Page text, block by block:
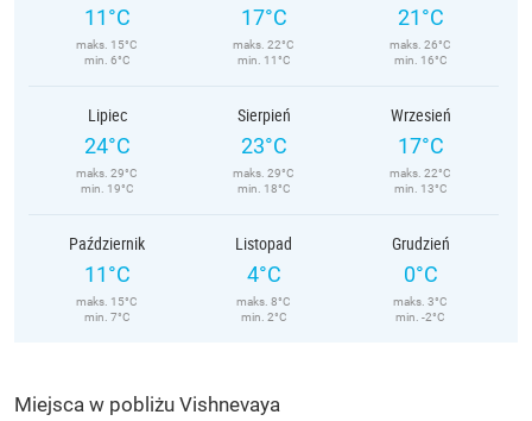
11°C
maks. 15°C
min. 6°C
17°C
maks. 22°C
min. 11°C
21°C
maks. 26°C
min. 16°C
Lipiec
24°C
maks. 29°C
min. 19°C
Sierpień
23°C
maks. 29°C
min. 18°C
Wrzesień
17°C
maks. 22°C
min. 13°C
Październik
11°C
maks. 15°C
min. 7°C
Listopad
4°C
maks. 8°C
min. 2°C
Grudzień
0°C
maks. 3°C
min. -2°C
Miejsca w pobliżu Vishnevaya